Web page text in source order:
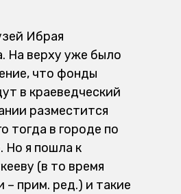
Ибрая
На верху уже было
что фонды
в краеведческий
разместится
тогда в городе по
Но я пошла к
(в то время
– прим. ред.) и такие